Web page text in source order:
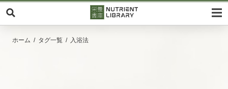
ホーム タグ一覧 入浴法